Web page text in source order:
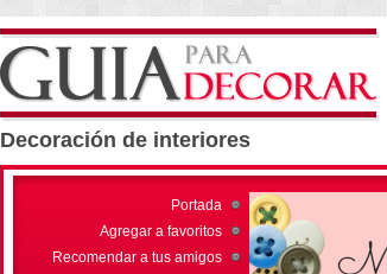
Decoración de interiores
Portada
Agregar a favoritos
Recomendar a tus amigos